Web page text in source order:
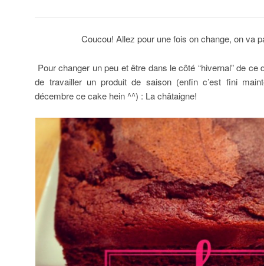
Coucou! Allez pour une fois on change, on va
Pour changer un peu et être dans le côté “hivernal” de ce
de travailler un produit de saison (enfin c’est fini
décembre ce cake hein ^^) : La châtaigne!